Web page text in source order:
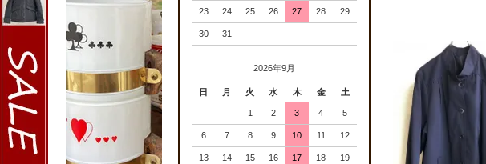
23 24 25 26 27 28 29
30 31
2026年9月
日 月 火 水 木 金 土
1 2 3 4 5
6 7 8 9 10 11 12
13 14 15 16 17 18 19